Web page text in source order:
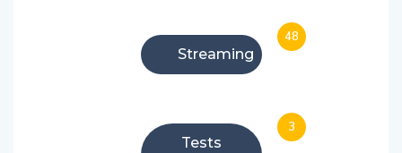
Streaming
48
Tests
3